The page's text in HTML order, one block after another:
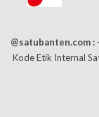
@satubanten.com :
Kode Etik Internal